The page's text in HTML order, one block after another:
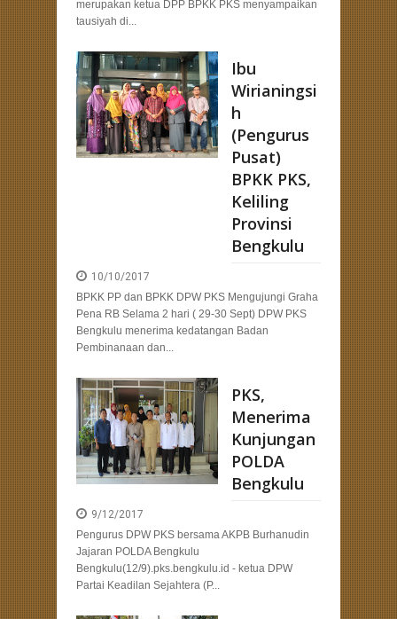
merupakan ketua DPP BPKK PKS menyampaikan
tausiyah di...
Ibu
Wirianingsi
h
(Pengurus
Pusat)
BPKK PKS,
Keliling
Provinsi
Bengkulu
10/10/2017
BPKK PP dan BPKK DPW PKS Mengujungi Graha
Pena RB Selama 2 hari ( 29-30 Sept) DPW PKS
Bengkulu menerima kedatangan Badan
Pembinanaan dan...
PKS,
Menerima
Kunjungan
POLDA
Bengkulu
9/12/2017
Pengurus DPW PKS bersama AKPB Burhanudin
Jajaran POLDA Bengkulu
Bengkulu(12/9).pks.bengkulu.id - ketua DPW
Partai Keadilan Sejahtera (P...